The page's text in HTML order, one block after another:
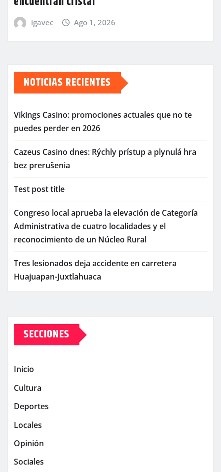
igavec Ago 1, 2026
NOTICIAS RECIENTES
Vikings Casino: promociones actuales que no te
puedes perder en 2026
Cazeus Casino dnes: Rýchly prístup a plynulá hra
bez prerušenia
Test post title
Congreso local aprueba la elevación de Categoría
Administrativa de cuatro localidades y el
reconocimiento de un Núcleo Rural
Tres lesionados deja accidente en carretera
Huajuapan-Juxtlahuaca
SECCIONES
Inicio
Cultura
Deportes
Locales
Opinión
Sociales